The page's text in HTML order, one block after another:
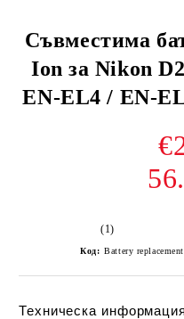
Съвместима
Ion за Nikon
EN-EL4 / EN-
(1)
Код:
Техническа информация